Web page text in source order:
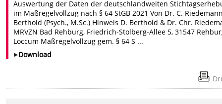
Auswertung der Daten der deutschlandweiten
im Maßregelvollzug nach § 64 StGB 2021 Von Dr. C.
Berthold (Psych., M.Sc.) Hinweis D. Berthold & Dr. Chr.
MRVZN Bad Rehburg, Friedrich-Stolberg-Allee 5, 31547
Loccum Maßregelvollzug gem. § 64 S ...
Download